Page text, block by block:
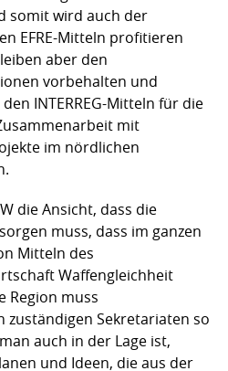
somit wird auch der
EFRE-Mitteln profitieren
aber den
vorbehalten und
INTERREG-Mitteln für die
mit
im nördlichen
die Ansicht, dass die
muss, dass im ganzen
Mitteln des
Waffengleichheit
Region muss
zuständigen Sekretariaten so
auch in der Lage ist,
und Ideen, die aus der